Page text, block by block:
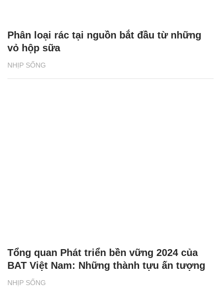
NHỊP SỐNG
Phân loại rác tại nguồn bắt đầu từ những
vỏ hộp sữa
NHỊP SỐNG
Tổng quan Phát triển bền vững 2024 của
BAT Việt Nam: Những thành tựu ấn tượng